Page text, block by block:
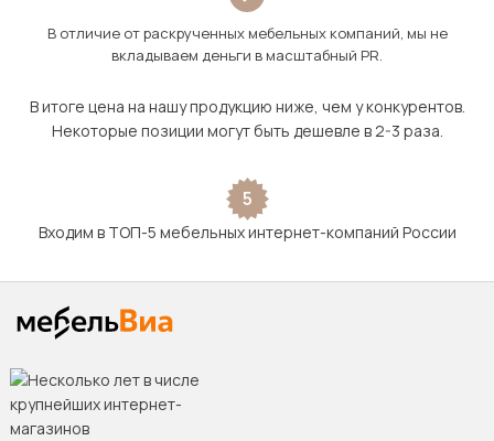
В отличие от раскрученных мебельных компаний, мы не
вкладываем деньги в масштабный PR.
В итоге цена на нашу продукцию ниже, чем у конкурентов.
Некоторые позиции могут быть дешевле в 2-3 раза.
5
Входим в ТОП-5 мебельных интернет-компаний России